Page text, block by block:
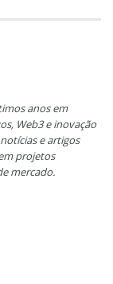
anos em
Web3 e inovação
e artigos
projetos
mercado.